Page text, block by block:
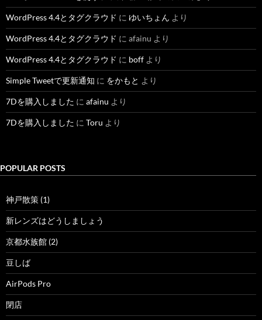
WordPress 4.4とタグクラウド に ゆいちょん より
WordPress 4.4とタグクラウド に afainu より
WordPress 4.4とタグクラウド に boff より
Simple Tweetで更新通知 に をかもと より
7Dを購入しました に afainu より
7Dを購入しました に Toru より
POPULAR POSTS
神戸散策 (1)
新レンズはどうしましょう
京都水族館 (2)
豆しば
AirPods Pro
閉店